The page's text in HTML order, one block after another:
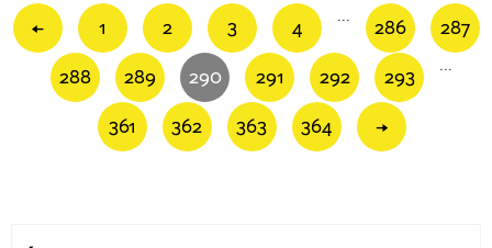
← 1 2 3 4 286 287
288 289 290 291 292 293
361 362 363 364 →